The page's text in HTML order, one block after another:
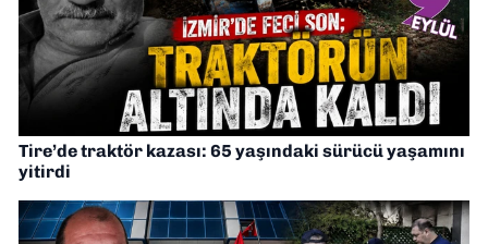
Tire’de traktör kazası: 65 yaşındaki sürücü yaşamını
yitirdi